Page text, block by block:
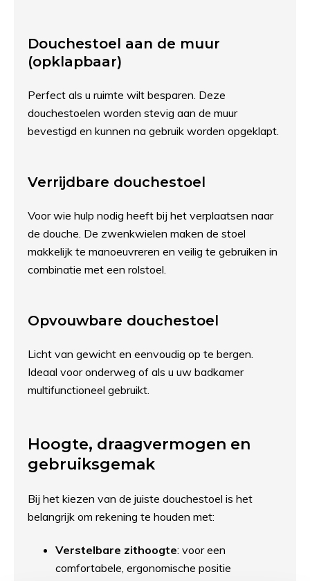
Douchestoel aan de muur
(opklapbaar)
Perfect als u ruimte wilt besparen. Deze
douchestoelen worden stevig aan de muur
bevestigd en kunnen na gebruik worden opgeklapt.
Verrijdbare douchestoel
Voor wie hulp nodig heeft bij het verplaatsen naar
de douche. De zwenkwielen maken de stoel
makkelijk te manoeuvreren en veilig te gebruiken in
combinatie met een rolstoel.
Opvouwbare douchestoel
Licht van gewicht en eenvoudig op te bergen.
Ideaal voor onderweg of als u uw badkamer
multifunctioneel gebruikt.
Hoogte, draagvermogen en
gebruiksgemak
Bij het kiezen van de juiste douchestoel is het
belangrijk om rekening te houden met:
Verstelbare zithoogte: voor een
comfortabele, ergonomische positie